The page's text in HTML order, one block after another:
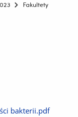
Fakultety
bakterii.pdf